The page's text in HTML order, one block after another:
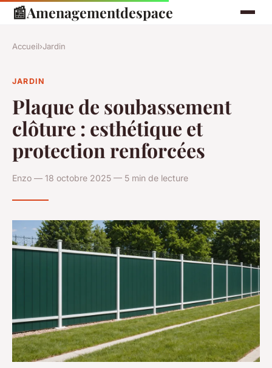
📰Amenagementdespace
Accueil›Jardin
JARDIN
Plaque de soubassement
clôture : esthétique et
protection renforcées
Enzo — 18 octobre 2025 — 5 min de lecture